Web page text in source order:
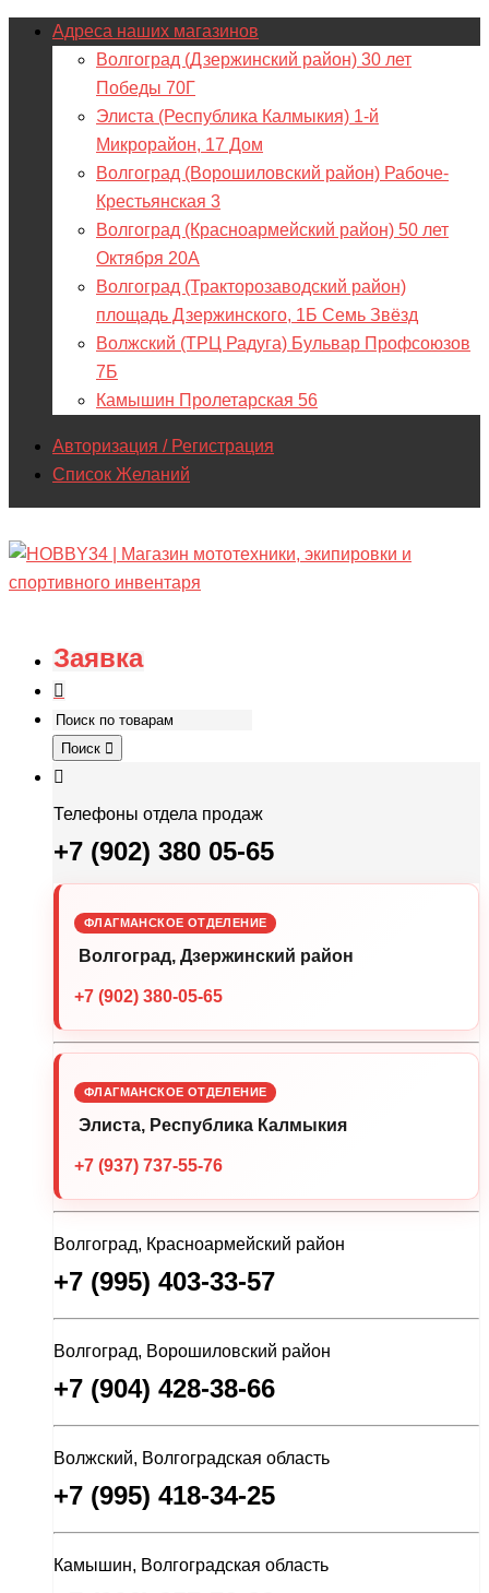
Адреса наших магазинов
Волгоград (Дзержинский район) 30 лет
Победы 70Г
Элиста (Республика Калмыкия) 1-й
Микрорайон, 17 Дом
Волгоград (Ворошиловский район) Рабоче-
Крестьянская 3
Волгоград (Красноармейский район) 50 лет
Октября 20А
Волгоград (Тракторозаводский район)
площадь Дзержинского, 1Б Семь Звёзд
Волжский (ТРЦ Радуга) Бульвар Профсоюзов
7Б
Камышин Пролетарская 56
Авторизация / Регистрация
Список Желаний
Заявка
Поиск
Телефоны отдела продаж
+7 (902) 380 05-65
ФЛАГМАНСКОЕ ОТДЕЛЕНИЕ
Волгоград, Дзержинский район
+7 (902) 380-05-65
ФЛАГМАНСКОЕ ОТДЕЛЕНИЕ
Элиста, Республика Калмыкия
+7 (937) 737-55-76
Волгоград, Красноармейский район
+7 (995) 403-33-57
Волгоград, Ворошиловский район
+7 (904) 428-38-66
Волжский, Волгоградская область
+7 (995) 418-34-25
Камышин, Волгоградская область